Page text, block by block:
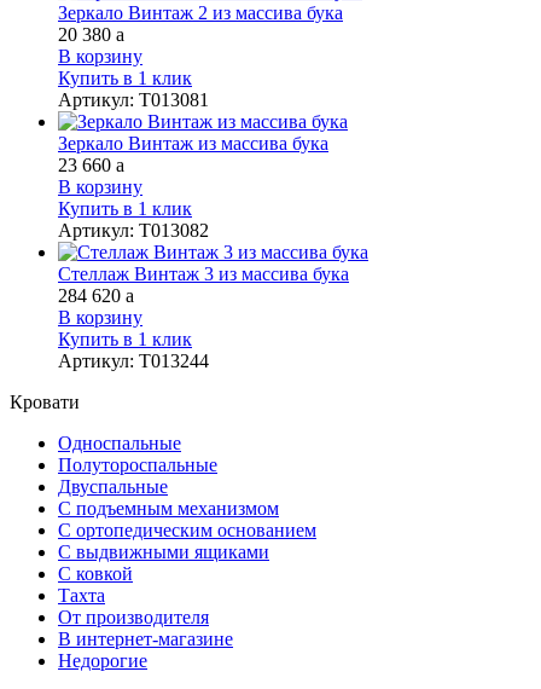
Зеркало Винтаж 2 из массива бука
20 380 a
В корзину
Купить в 1 клик
Артикул: Т013081
Зеркало Винтаж из массива бука
23 660 a
В корзину
Купить в 1 клик
Артикул: Т013082
Стеллаж Винтаж 3 из массива бука
284 620 a
В корзину
Купить в 1 клик
Артикул: Т013244
Кровати
Односпальные
Полутороспальные
Двуспальные
С подъемным механизмом
С ортопедическим основанием
С выдвижными ящиками
С ковкой
Тахта
От производителя
В интернет-магазине
Недорогие